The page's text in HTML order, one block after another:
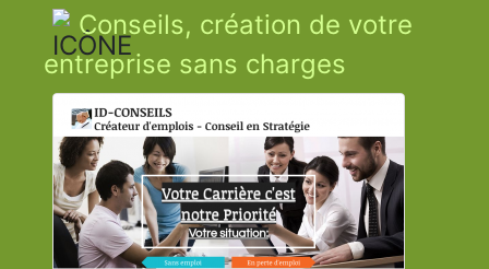
Conseils, création de votre
entreprise sans charges